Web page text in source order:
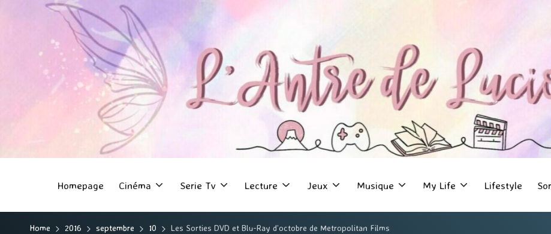
Homepage Cinéma Serie Tv Lecture Jeux Musique My Life Lifestyle
Home 2016 septembre 10 Les Sorties DVD et Blu-Ray d’octobre de Metropolitan Films